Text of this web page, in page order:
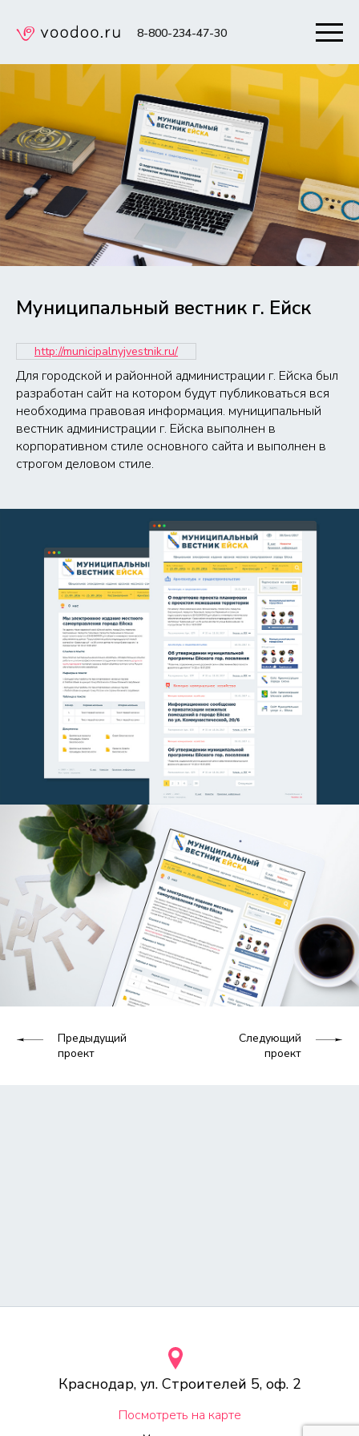
8-800-234-47-30
Муниципальный вестник г. Ейск
http://municipalnyjvestnik.ru/
Для городской и районной администрации г. Ейска был
разработан сайт на котором будут публиковаться вся
необходима правовая информация. муниципальный
вестник администрации г. Ейска выполнен в
корпоративном стиле основного сайта и выполнен в
строгом деловом стиле.
Предыдущий
проект
Следующий
проект
Краснодар, ул. Строителей 5, оф. 2
Посмотреть на карте